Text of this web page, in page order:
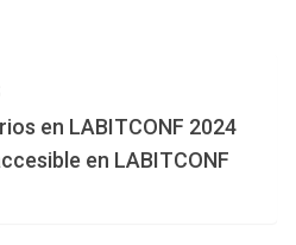
en LABITCONF 2024
en LABITCONF